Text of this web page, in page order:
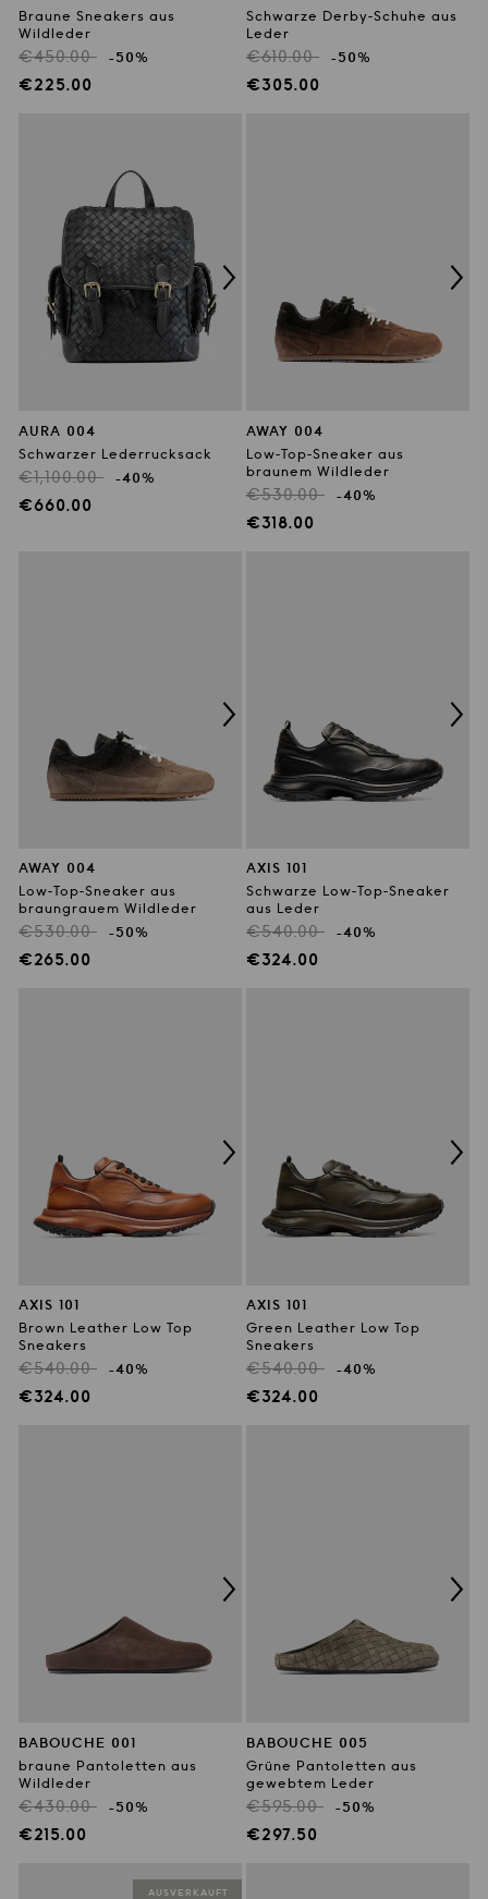
Braune Sneakers aus
Wildleder
Regulärer
Preis
€450.00 -50%
Verkaufspreis
€225.00
Schwarze Derby-Schuhe aus
Leder
Regulärer
Preis
€610.00 -50%
Verkaufspreis
€305.00
AURA 004
Schwarzer Lederrucksack
Regulärer
Preis
€1,100.00 -40%
Verkaufspreis
€660.00
AWAY 004
Low-Top-Sneaker aus
braunem Wildleder
Regulärer
Preis
€530.00 -40%
Verkaufspreis
€318.00
AWAY 004
Low-Top-Sneaker aus
braungrauem Wildleder
Regulärer
Preis
€530.00 -50%
Verkaufspreis
€265.00
AXIS 101
Schwarze Low-Top-Sneaker
aus Leder
Regulärer
Preis
€540.00 -40%
Verkaufspreis
€324.00
AXIS 101
Brown Leather Low Top
Sneakers
Regulärer
Preis
€540.00 -40%
Verkaufspreis
€324.00
AXIS 101
Green Leather Low Top
Sneakers
Regulärer
Preis
€540.00 -40%
Verkaufspreis
€324.00
BABOUCHE 001
braune Pantoletten aus
Wildleder
Regulärer
Preis
€430.00 -50%
Verkaufspreis
€215.00
BABOUCHE 005
Grüne Pantoletten aus
gewebtem Leder
Regulärer
Preis
€595.00 -50%
Verkaufspreis
€297.50
AUSVERKAUFT